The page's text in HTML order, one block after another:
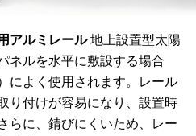
アルミレール地上設置型太陽
ネルを水平に敷設する場合
によく使用されます。レール
り付けが容易になり、設置時
らに、錆びにくいため、レー